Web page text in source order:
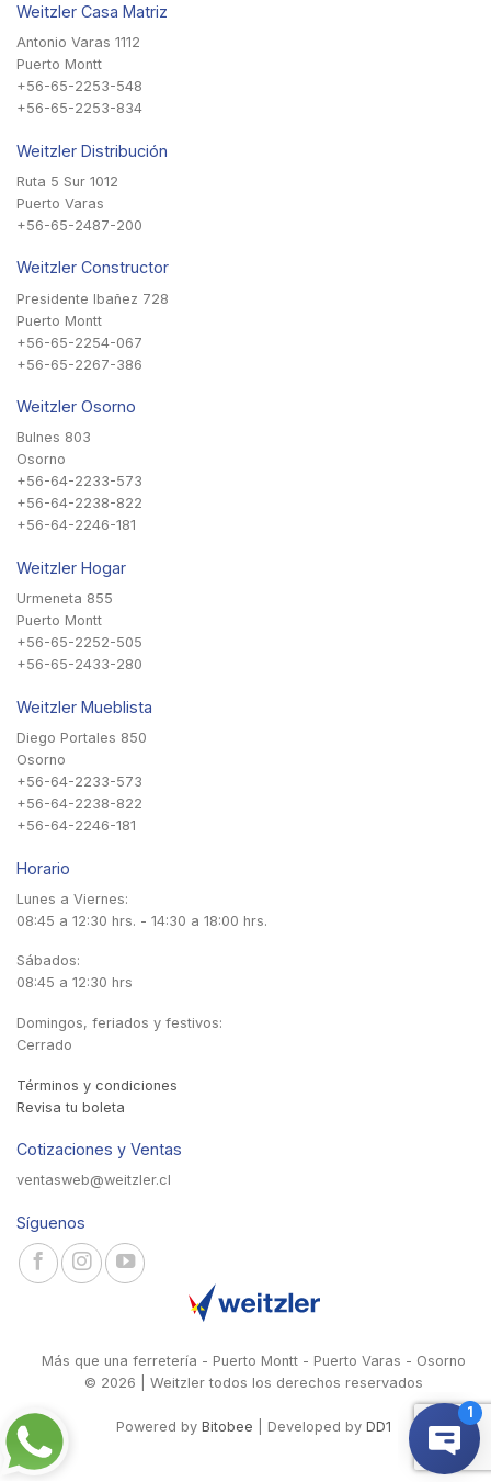
Weitzler Casa Matriz
Antonio Varas 1112
Puerto Montt
+56-65-2253-548
+56-65-2253-834
Weitzler Distribución
Ruta 5 Sur 1012
Puerto Varas
+56-65-2487-200
Weitzler Constructor
Presidente Ibañez 728
Puerto Montt
+56-65-2254-067
+56-65-2267-386
Weitzler Osorno
Bulnes 803
Osorno
+56-64-2233-573
+56-64-2238-822
+56-64-2246-181
Weitzler Hogar
Urmeneta 855
Puerto Montt
+56-65-2252-505
+56-65-2433-280
Weitzler Mueblista
Diego Portales 850
Osorno
+56-64-2233-573
+56-64-2238-822
+56-64-2246-181
Horario
Lunes a Viernes:
08:45 a 12:30 hrs. - 14:30 a 18:00 hrs.
Sábados:
08:45 a 12:30 hrs
Domingos, feriados y festivos:
Cerrado
Términos y condiciones
Revisa tu boleta
Cotizaciones y Ventas
ventasweb@weitzler.cl
Síguenos
Más que una ferretería - Puerto Montt - Puerto Varas - Osorno
© 2026 | Weitzler todos los derechos reservados
Powered by Bitobee | Developed by DD1